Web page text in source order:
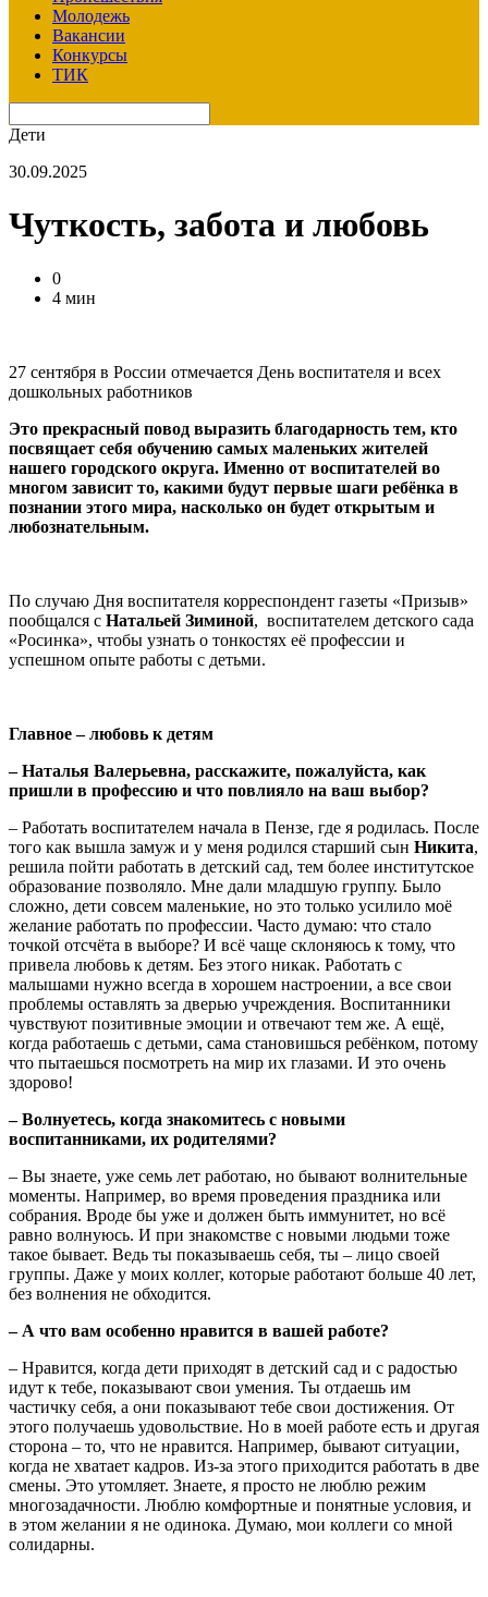
Молодежь
Вакансии
Конкурсы
ТИК
Дети
30.09.2025
Чуткость, забота и любовь
0
4 мин
27 сентября в России отмечается День воспитателя и всех
дошкольных работников
Это прекрасный повод выразить благодарность тем, кто
посвящает себя обучению самых маленьких жителей
нашего городского округа. Именно от воспитателей во
многом зависит то, какими будут первые шаги ребёнка в
познании этого мира, насколько он будет открытым и
любознательным.
По случаю Дня воспитателя корреспондент газеты «Призыв»
пообщался с Натальей Зиминой, воспитателем детского сада
«Росинка», чтобы узнать о тонкостях её профессии и
успешном опыте работы с детьми.
Главное – любовь к детям
– Наталья Валерьевна, расскажите, пожалуйста, как
пришли в профессию и что повлияло на ваш выбор?
– Работать воспитателем начала в Пензе, где я родилась. После
того как вышла замуж и у меня родился старший сын Никита,
решила пойти работать в детский сад, тем более институтское
образование позволяло. Мне дали младшую группу. Было
сложно, дети совсем маленькие, но это только усилило моё
желание работать по профессии. Часто думаю: что стало
точкой отсчёта в выборе? И всё чаще склоняюсь к тому, что
привела любовь к детям. Без этого никак. Работать с
малышами нужно всегда в хорошем настроении, а все свои
проблемы оставлять за дверью учреждения. Воспитанники
чувствуют позитивные эмоции и отвечают тем же. А ещё,
когда работаешь с детьми, сама становишься ребёнком, потому
что пытаешься посмотреть на мир их глазами. И это очень
здорово!
– Волнуетесь, когда знакомитесь с новыми
воспитанниками, их родителями?
– Вы знаете, уже семь лет работаю, но бывают волнительные
моменты. Например, во время проведения праздника или
собрания. Вроде бы уже и должен быть иммунитет, но всё
равно волнуюсь. И при знакомстве с новыми людьми тоже
такое бывает. Ведь ты показываешь себя, ты – лицо своей
группы. Даже у моих коллег, которые работают больше 40 лет,
без волнения не обходится.
– А что вам особенно нравится в вашей работе?
– Нравится, когда дети приходят в детский сад и с радостью
идут к тебе, показывают свои умения. Ты отдаешь им
частичку себя, а они показывают тебе свои достижения. От
этого получаешь удовольствие. Но в моей работе есть и другая
сторона – то, что не нравится. Например, бывают ситуации,
когда не хватает кадров. Из-за этого приходится работать в две
смены. Это утомляет. Знаете, я просто не люблю режим
многозадачности. Люблю комфортные и понятные условия, и
в этом желании я не одинока. Думаю, мои коллеги со мной
солидарны.